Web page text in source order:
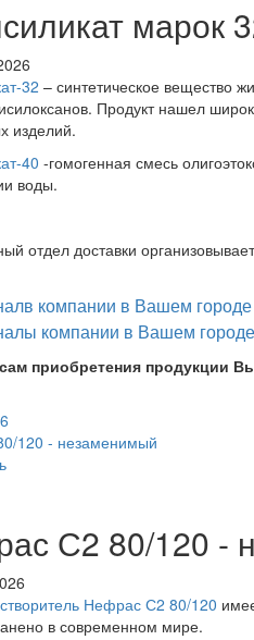
марок
32 – синтетическое вещество
Продукт нашел
изделий.
40 -гомогенная смесь
воды.
отдел доставки
приобретения продукции
120 - незаменимый
С2 80/120 -
Нефрас С2 80/120
в современном мире.